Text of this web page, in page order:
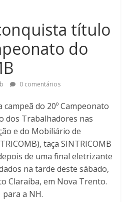
título
do
0 comentários
campeã do 20º Campeonato
dos Trabalhadores nas
e do Mobiliário de
taça SINTRICOMB
de uma final eletrizante
na tarde deste sábado,
Claraíba, em Nova Trento.
para a NH.